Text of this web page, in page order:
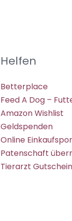
Helfen
Betterplace
Feed A Dog –
Amazon Wishlist
Geldspenden
Online
Patenschaft
Tierarzt Gutschein